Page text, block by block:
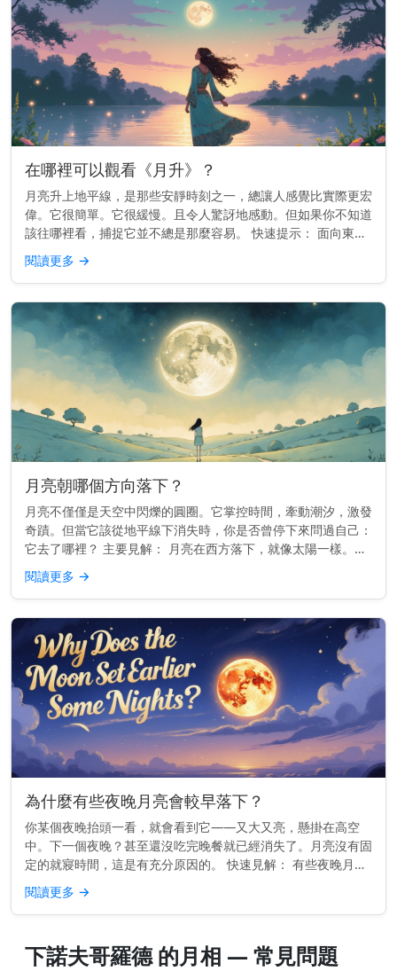
在哪裡可以觀看《月升》？
月亮升上地平線，是那些安靜時刻之一，總讓人感覺比實際更宏
偉。它很簡單。它很緩慢。且令人驚訝地感動。但如果你不知道
該往哪裡看，捕捉它並不總是那麼容易。 快速提示： 面向東
方，視野開闊，能看到地平線。較高的地勢或面向開闊天空的海
灘效果最佳。 為...
閱讀更多 →
月亮朝哪個方向落下？
月亮不僅僅是天空中閃爍的圓圈。它掌控時間，牽動潮汐，激發
奇蹟。但當它該從地平線下消失時，你是否曾停下來問過自己：
它去了哪裡？ 主要見解： 月亮在西方落下，就像太陽一樣。但
每晚的確切位置會略有變化。 為什麼月亮會在西方落下 地球由
西向東旋轉。...
閱讀更多 →
為什麼有些夜晚月亮會較早落下？
你某個夜晚抬頭一看，就會看到它——又大又亮，懸掛在高空
中。下一個夜晚？甚至還沒吃完晚餐就已經消失了。月亮沒有固
定的就寢時間，這是有充分原因的。 快速見解： 有些夜晚月亮
較早落下，是因為它的軌道使它每天升起的時間大約晚50分鐘
——因此相較於前...
閱讀更多 →
下諾夫哥羅德 的月相 — 常見問題